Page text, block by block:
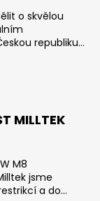
o skvělou
republiku...
MILLTEK
M8
jsme
a do...